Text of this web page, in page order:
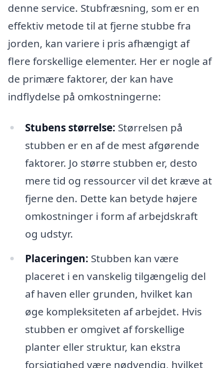
denne service. Stubfræsning, som er en
effektiv metode til at fjerne stubbe fra
jorden, kan variere i pris afhængigt af
flere forskellige elementer. Her er nogle af
de primære faktorer, der kan have
indflydelse på omkostningerne:
Stubens størrelse: Størrelsen på
stubben er en af de mest afgørende
faktorer. Jo større stubben er, desto
mere tid og ressourcer vil det kræve at
fjerne den. Dette kan betyde højere
omkostninger i form af arbejdskraft
og udstyr.
Placeringen: Stubben kan være
placeret i en vanskelig tilgængelig del
af haven eller grunden, hvilket kan
øge kompleksiteten af arbejdet. Hvis
stubben er omgivet af forskellige
planter eller struktur, kan ekstra
forsigtighed være nødvendig, hvilket